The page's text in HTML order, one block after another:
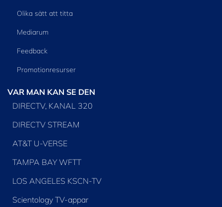
Olika sätt att titta
Mediarum
Feedback
Promotionresurser
VAR MAN KAN SE DEN
DIRECTV, KANAL 320
DIRECTV STREAM
AT&T U-VERSE
TAMPA BAY WFTT
LOS ANGELES KSCN-TV
Scientology TV-appar